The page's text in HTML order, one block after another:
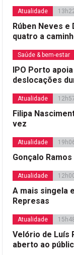
Atualidade
Rúben Neves e
quatro a
Saúde & bem-estar
IPO Porto
deslocações
Atualidade
Filipa
vez
Atualidade
Gonçalo
Atualidade
A mais singela
Represas
Atualidade
Velório de Luís
aberto ao